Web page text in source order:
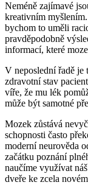
Neméně zajímavé
kreativním
bychom to uměli
pravděpodobně
informací, které
V neposlední řadě je
zdravotní stav
víře, že mu lék
může být samotné
Mozek zůstává
schopnosti často
moderní neurověda
začátku poznání
naučíme využívat
dveře ke zcela